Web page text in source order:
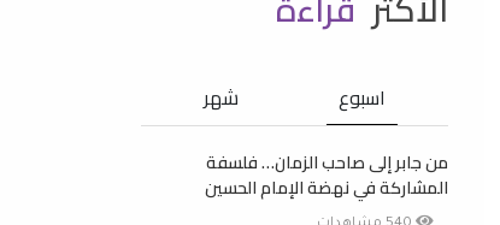
اسبوع شهر
من جابر إلى صاحب الزمان… فلسفة
المشاركة في نهضة الإمام الحسين